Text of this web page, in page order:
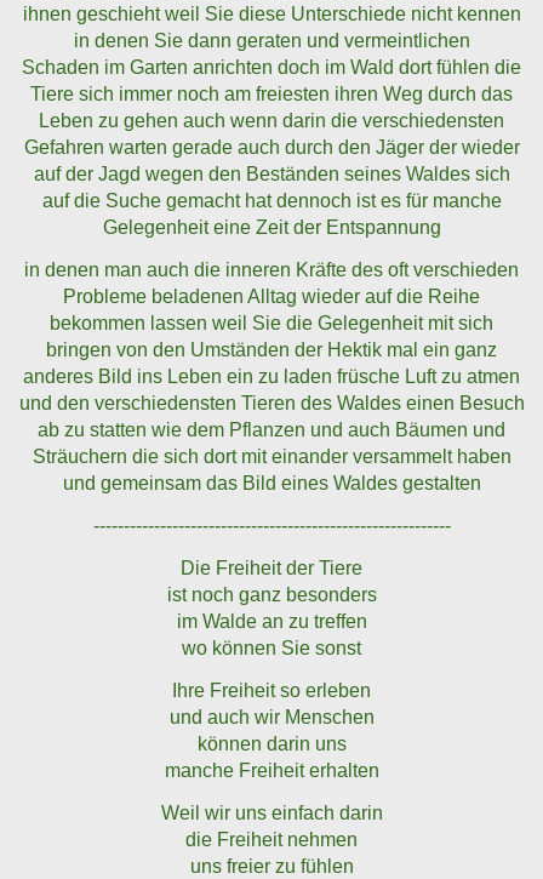
ihnen geschieht weil Sie diese Unterschiede nicht kennen
in denen Sie dann geraten und vermeintlichen
Schaden im Garten anrichten doch im Wald dort fühlen die
Tiere sich immer noch am freiesten ihren Weg durch das
Leben zu gehen auch wenn darin die verschiedensten
Gefahren warten gerade auch durch den Jäger der wieder
auf der Jagd wegen den Beständen seines Waldes sich
auf die Suche gemacht hat dennoch ist es für manche
Gelegenheit eine Zeit der Entspannung
in denen man auch die inneren Kräfte des oft verschieden
Probleme beladenen Alltag wieder auf die Reihe
bekommen lassen weil Sie die Gelegenheit mit sich
bringen von den Umständen der Hektik mal ein ganz
anderes Bild ins Leben ein zu laden früsche Luft zu atmen
und den verschiedensten Tieren des Waldes einen Besuch
ab zu statten wie dem Pflanzen und auch Bäumen und
Sträuchern die sich dort mit einander versammelt haben
und gemeinsam das Bild eines Waldes gestalten
-----------------------------------------------------------
Die Freiheit der Tiere
ist noch ganz besonders
im Walde an zu treffen
wo können Sie sonst
Ihre Freiheit so erleben
und auch wir Menschen
können darin uns
manche Freiheit erhalten
Weil wir uns einfach darin
die Freiheit nehmen
uns freier zu fühlen